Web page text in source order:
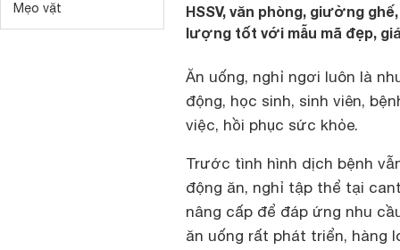
Mẹo vặt
HSSV, văn phòng, giường
lượng tốt với mẫu mã đẹp,
Ăn uống, nghỉ ngơi luôn là
động, học sinh, sinh viên,
việc, hồi phục sức khỏe.
Trước tình hình dịch bệnh
động ăn, nghỉ tập thể tại
nâng cấp để đáp ứng nhu
ăn uống rất phát triển, hàng